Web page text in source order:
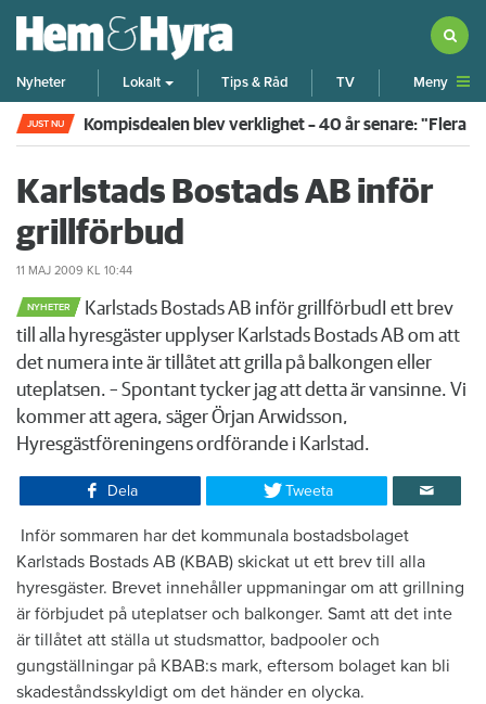
Nyheter Lokalt Tips & Råd TV Meny
JUST NU Kompisdealen blev verklighet – 40 år senare: "Flera
Karlstads Bostads AB inför
grillförbud
11 MAJ 2009 KL 10:44
NYHETER
Karlstads Bostads AB inför grillförbudI ett brev
till alla hyresgäster upplyser Karlstads Bostads AB om att
det numera inte är tillåtet att grilla på balkongen eller
uteplatsen. – Spontant tycker jag att detta är vansinne. Vi
kommer att agera, säger Örjan Arwidsson,
Hyresgästföreningens ordförande i Karlstad.​
Dela Tweeta
​ Inför sommaren har det kommunala bostadsbolaget
Karlstads Bostads AB (KBAB) skickat ut ett brev till alla
hyresgäster. Brevet innehåller uppmaningar om att grillning
är förbjudet på uteplatser och balkonger. Samt att det inte
är tillåtet att ställa ut studsmattor, badpooler och
gungställningar på KBAB:s mark, eftersom bolaget kan bli
skadeståndsskyldigt om det händer en olycka.